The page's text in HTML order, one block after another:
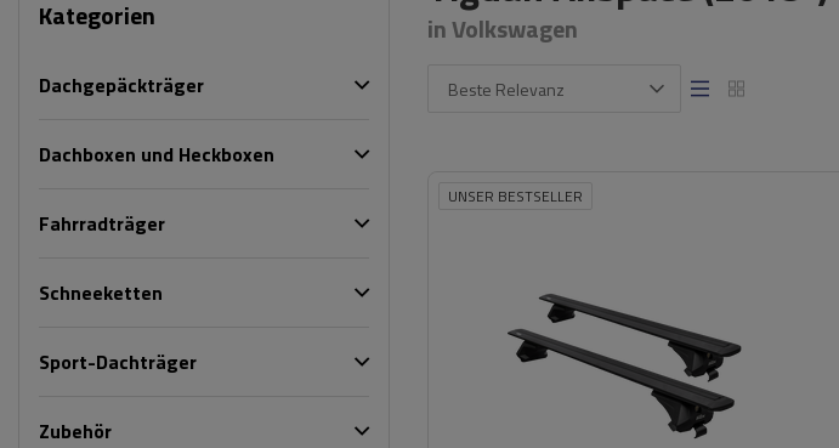
Kategorien
Dachgepäckträger
Dachboxen und Heckboxen
Fahrradträger
Schneeketten
Sport-Dachträger
Zubehör
in Volkswagen
Beste Relevanz
UNSER BESTSELLER